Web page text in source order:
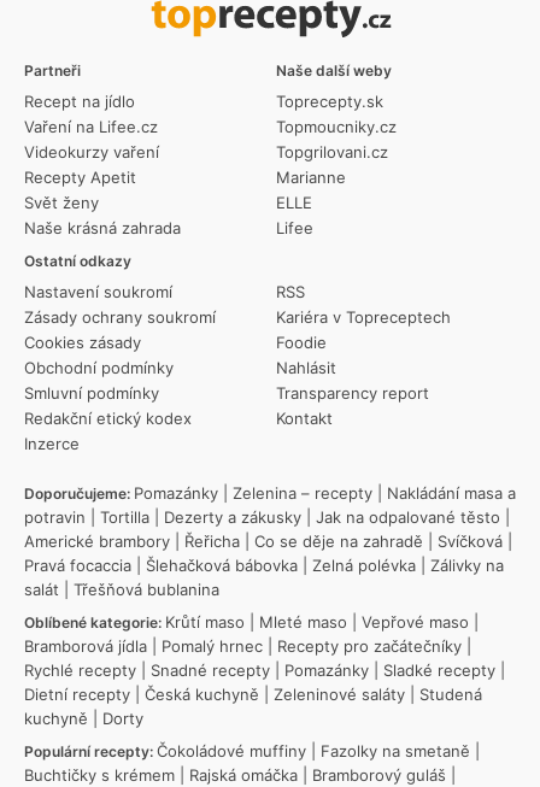
Partneři
Recept na jídlo
Vaření na Lifee.cz
Videokurzy vaření
Recepty Apetit
Svět ženy
Naše krásná zahrada
Ostatní odkazy
Nastavení soukromí
Zásady ochrany soukromí
Cookies zásady
Obchodní podmínky
Smluvní podmínky
Redakční etický kodex
Inzerce
RSS
Kariéra v Topreceptech
Foodie
Nahlásit
Transparency report
Kontakt
Naše další weby
Toprecepty.sk
Topmoucniky.cz
Topgrilovani.cz
Marianne
ELLE
Lifee
Doporučujeme: Pomazánky Zelenina – recepty
Nakládání masa a
potravin
Tortilla Dezerty a zákusky Jak na odpalované těsto
Americké brambory
Řeřicha Co se děje na zahradě Svíčková
Pravá focaccia
Šlehačková bábovka Zelná polévka
Zálivky na
salát
Třešňová bublanina
Oblíbené kategorie: Krůtí maso Mleté maso Vepřové maso
Bramborová jídla
Pomalý hrnec Recepty pro začátečníky
Rychlé recepty
Snadné recepty Pomazánky Sladké recepty
Dietní recepty
Česká kuchyně Zeleninové saláty
Studená
kuchyně
Dorty
Populární recepty: Čokoládové muffiny Fazolky na smetaně
Buchtičky s krémem
Rajská omáčka Bramborový guláš